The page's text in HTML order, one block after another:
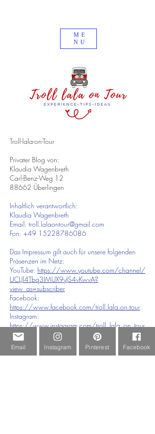
ME
NU
Troll-lala-on-Tour
Privater Blog von:
Klaudia Wagenbreth
Carl-Benz-Weg 12
88662 Überlingen
Inhaltlich verantwortlich:
Klaudia Wagenbreth
Email: troll.lalaontour@gmail.com
Fon: +49 15228786086
Das Impressum gilt auch für unsere folgenden
Präsenzen im Netz:
YouTube: https://www.youtube.com/channel/
UCLJl4Tbq3IMUX9yJS4vKwvA?
view_as=subscriber
Facebook:
https://www.facebook.com/troll.lala.on.tour
Instagram:
https://www.instagram.com/troll_lala_on_tour
Pinterest:
https:https://www.pinterest.de/lalaontour/
Email Instagram Pinterest Facebook